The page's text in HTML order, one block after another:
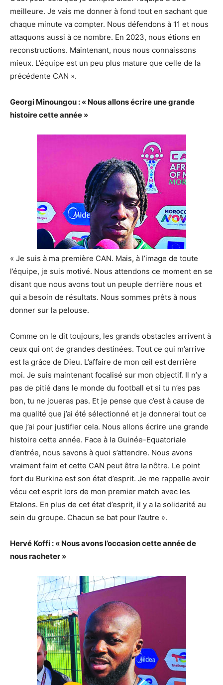
meilleure. Je vais me donner à fond tout en sachant que
chaque minute va compter. Nous défendons à 11 et nous
attaquons aussi à ce nombre. En 2023, nous étions en
reconstructions. Maintenant, nous nous connaissons
mieux. L’équipe est un peu plus mature que celle de la
précédente CAN ».
Georgi Minoungou : « Nous allons écrire une grande
histoire cette année »
« Je suis à ma première CAN. Mais, à l’image de toute
l’équipe, je suis motivé. Nous attendons ce moment en se
disant que nous avons tout un peuple derrière nous et
qui a besoin de résultats. Nous sommes prêts à nous
donner sur la pelouse.
Comme on le dit toujours, les grands obstacles arrivent à
ceux qui ont de grandes destinées. Tout ce qui m’arrive
est la grâce de Dieu. L’affaire de mon œil est derrière
moi. Je suis maintenant focalisé sur mon objectif. Il n’y a
pas de pitié dans le monde du football et si tu n’es pas
bon, tu ne joueras pas. Et je pense que c’est à cause de
ma qualité que j’ai été sélectionné et je donnerai tout ce
que j’ai pour justifier cela. Nous allons écrire une grande
histoire cette année. Face à la Guinée-Equatoriale
d’entrée, nous savons à quoi s’attendre. Nous avons
vraiment faim et cette CAN peut être la nôtre. Le point
fort du Burkina est son état d’esprit. Je me rappelle avoir
vécu cet esprit lors de mon premier match avec les
Etalons. En plus de cet état d’esprit, il y a la solidarité au
sein du groupe. Chacun se bat pour l’autre ».
Hervé Koffi : « Nous avons l’occasion cette année de
nous racheter »